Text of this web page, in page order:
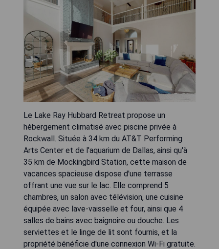
Le Lake Ray Hubbard Retreat propose un
hébergement climatisé avec piscine privée à
Rockwall. Située à 34 km du AT&T Performing
Arts Center et de l'aquarium de Dallas, ainsi qu'à
35 km de Mockingbird Station, cette maison de
vacances spacieuse dispose d'une terrasse
offrant une vue sur le lac. Elle comprend 5
chambres, un salon avec télévision, une cuisine
équipée avec lave-vaisselle et four, ainsi que 4
salles de bains avec baignoire ou douche. Les
serviettes et le linge de lit sont fournis, et la
propriété bénéficie d'une connexion Wi-Fi gratuite.